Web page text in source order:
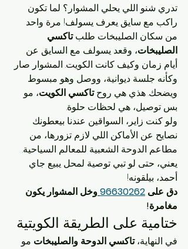
تدري شنو اللي يحلي المشوار؟ لما تكون
راكب مع سايق يعرف يسولف! مرة واحد
من سكان الصليبخات طلب تاكسي
الصليبخات، وقعد يسولف مع السايق عن
أيام زمان وكيف كانت الكويت. المشوار صار
وكأنه جلسة ديوانية، ووصل وهو مبسوط
ويضحك. هذي هي روح تاكسي الكويت، مو
بس توصيل، هي لحظات حلوة.
ولو كنت زاير، السواقين عندنا بيعطونك
نصايح عن الأماكن اللي لازم تزورها، من
مطاعم الدوحة الشعبية للمعالم السياحية.
يعني، حتى لو تبي توصية لمحل يبيع جاي
أحمد، بيلقونه!
دق على 96630262وخل المشوار يكون
مغامرة!
ختامية على الطريقة الكويتية
في النهاية، تاكسي الدوحة والصليبخات مو